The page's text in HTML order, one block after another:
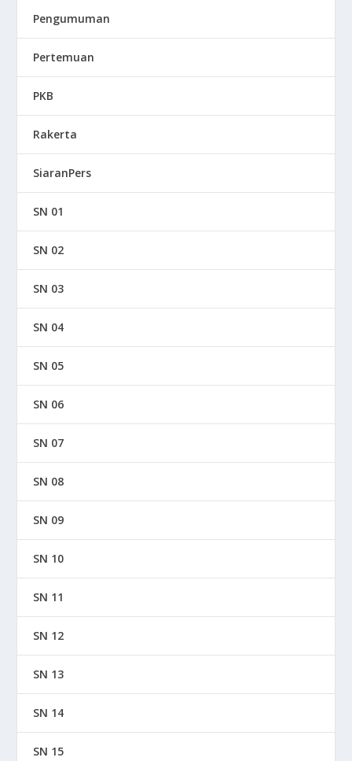
Pengumuman
Pertemuan
PKB
Rakerta
SiaranPers
SN 01
SN 02
SN 03
SN 04
SN 05
SN 06
SN 07
SN 08
SN 09
SN 10
SN 11
SN 12
SN 13
SN 14
SN 15